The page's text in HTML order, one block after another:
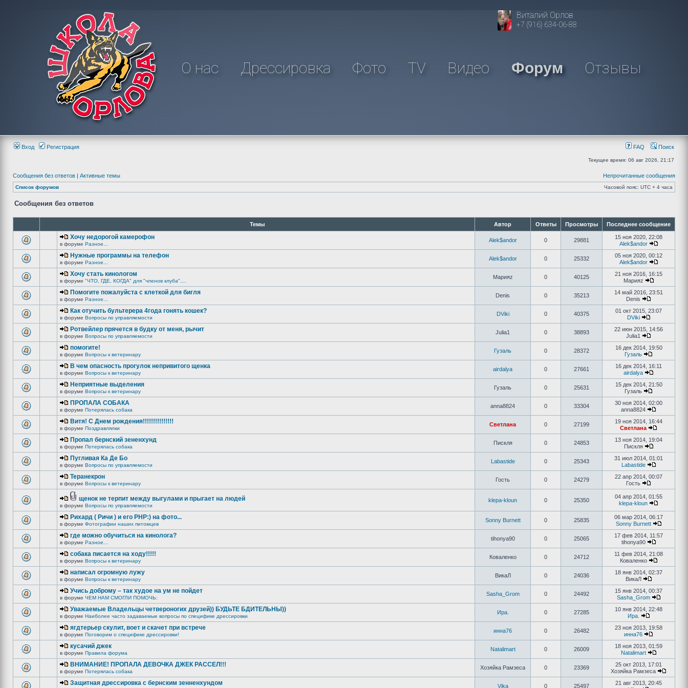
Виталий Орлов
+7 (916) 634-06-88
О нас Дрессировка Фото TV Видео Форум Отзывы
Вход Регистрация FAQ Поиск
Текущее время: 06 авг 2026, 21:17
Сообщения без ответов | Активные темы Непрочитанные сообщения
Список форумов Часовой пояс: UTC + 4 часа
Сообщения без ответов
Темы Автор Ответы Просмотры Последнее сообщение
Хочу недорогой камерофон
в форуме Разное...
Alek$andor 0 29881
15 ноя 2020, 22:08
Alek$andor
Нужные программы на телефон
в форуме Разное...
Alek$andor 0 25332
05 ноя 2020, 00:12
Alek$andor
Хочу стать кинологом
в форуме "ЧТО, ГДЕ, КОГДА" для "членов клуба"....
Марияz 0 40125
21 ноя 2016, 16:15
Марияz
Помогите пожалуйста с клеткой для бигля
в форуме Разное...
Denis 0 35213
14 май 2016, 23:51
Denis
Как отучить бультерера 4года гонять кошек?
в форуме Вопросы по управляемости
DViki 0 40375
01 окт 2015, 23:07
DViki
Ротвейлер прячется в будку от меня, рычит
в форуме Вопросы по управляемости
Julia1 0 38893
22 июн 2015, 14:56
Julia1
помогите!
в форуме Вопросы к ветеринару
Гузаль 0 28372
16 дек 2014, 19:50
Гузаль
В чем опасность прогулок непривитого щенка
в форуме Вопросы к ветеринару
airdalya 0 27661
16 дек 2014, 16:11
airdalya
Неприятные выделения
в форуме Вопросы к ветеринару
Гузаль 0 25631
15 дек 2014, 21:50
Гузаль
ПРОПАЛА СОБАКА
в форуме Потерялась собака
anna8824 0 33304
30 ноя 2014, 02:00
anna8824
Витя! С Днем рождения!!!!!!!!!!!!!!!
в форуме Поздравлялки
Светлана 0 27199
19 ноя 2014, 16:44
Светлана
Пропал бернский зененхунд
в форуме Потерялась собака
Пискля 0 24853
13 ноя 2014, 19:04
Пискля
Пугливая Ка Де Бо
в форуме Вопросы по управляемости
Labastide 0 25343
31 июл 2014, 01:01
Labastide
Теранекрон
в форуме Вопросы к ветеринару
Гость 0 24279
22 апр 2014, 00:07
Гость
щенок не терпит между выгулами и прыгает на людей
в форуме Вопросы по управляемости
klepa-kloun 0 25350
04 апр 2014, 01:55
klepa-kloun
Рихард ( Ричи ) и его РНР:) на фото...
в форуме Фотографии наших питомцев
Sonny Burnett 0 25835
06 мар 2014, 06:17
Sonny Burnett
где можно обучиться на кинолога?
в форуме Разное...
tihonya90 0 25065
17 фев 2014, 11:57
tihonya90
собака писается на ходу!!!!!
в форуме Вопросы к ветеринару
Коваленко 0 24712
11 фев 2014, 21:08
Коваленко
написал огромную лужу
в форуме Вопросы к ветеринару
ВикаЛ 0 24036
18 янв 2014, 02:37
ВикаЛ
Учись доброму – так худое на ум не пойдет
в форуме ЧЕМ НАМ СМОГЛИ ПОМОЧЬ:
Sasha_Grom 0 24492
15 янв 2014, 00:37
Sasha_Grom
Уважаемые Владельцы четвероногих друзей)) БУДЬТЕ БДИТЕЛЬНЫ))
в форуме Наиболее часто задаваемые вопросы по специфике дрессировки
Ира. 0 27285
10 янв 2014, 22:48
Ира.
ягдтерьер скулит, воет и скачет при встрече
в форуме Поговорим о специфике дрессировки!
инна76 0 26482
23 ноя 2013, 19:58
инна76
кусачий джек
в форуме Правила форума
Natalimart 0 26009
18 ноя 2013, 01:59
Natalimart
ВНИМАНИЕ! ПРОПАЛА ДЕВОЧКА ДЖЕК РАССЕЛ!!!
в форуме Потерялась собака
Хозяйка Рамзеса 0 23369
25 окт 2013, 17:01
Хозяйка Рамзеса
Защитная дрессировка с бернским зенненхундом Vika 0 25497
21 авг 2013, 20:45